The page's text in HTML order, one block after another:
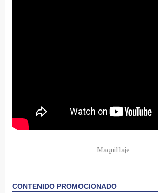
Maquillaje